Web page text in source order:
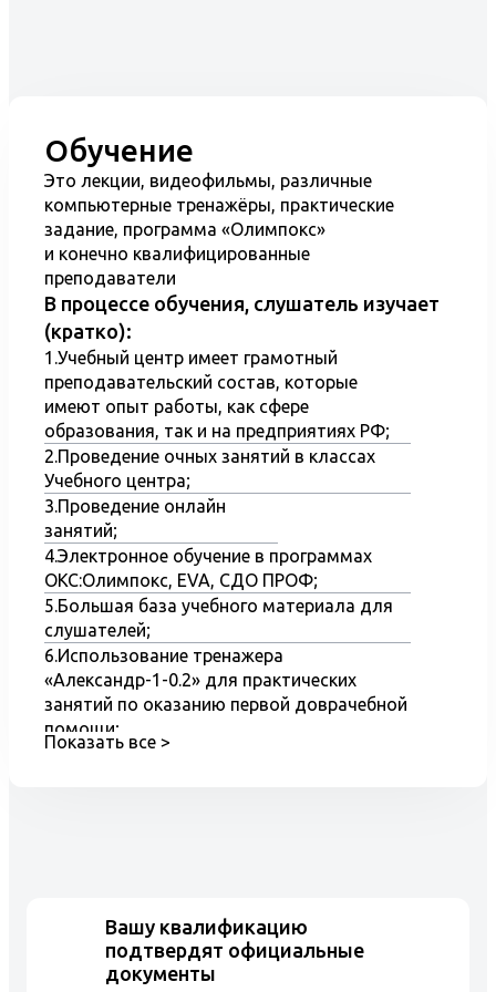
оборудования.
Обеспечение технического
обслуживания и ремонта элементов
домового газового оборудования
Проверка технического состояния
домового газового оборудования;
Руководство деятельностью по
эксплуатации элементов домового
газового оборудования
Планирование и контроль
деятельности персонала по
эксплуатации элементов домового
газового оборудования.
Диплом дополнительного профессионального
образования, даст Вам право работать в инженерно-
технических должностях на предприятиях
газопотребления и газоснабжения.
Обучение
Это лекции, видеофильмы, различные
компьютерные тренажёры, практические
задание, программа «Олимпокс»
и конечно квалифицированные
преподаватели
В процессе обучения, слушатель изучает
(кратко):
1.Учебный центр имеет грамотный
преподавательский состав, которые
имеют опыт работы, как сфере
образования, так и на предприятиях РФ;
2.Проведение очных занятий в классах
Учебного центра;
3.Проведение онлайн
занятий;
4.Электронное обучение в программах
ОКС:Олимпокс, EVA, СДО ПРОФ;
5.Большая база учебного материала для
слушателей;
6.Использование тренажера
«Александр-1-0.2» для практических
занятий по оказанию первой доврачебной
помощи;
7.Наглядные пособия и оборудование при
тренажерах.
Показать все >
Вашу квалификацию
подтвердят официальные
документы